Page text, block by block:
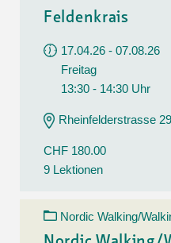
Feldenkrais
17.04.26 - 07.08.26
Freitag
13:30 - 14:30 Uhr
Rheinfelderstrasse
CHF 180.00
9 Lektionen
Nordic Walking/